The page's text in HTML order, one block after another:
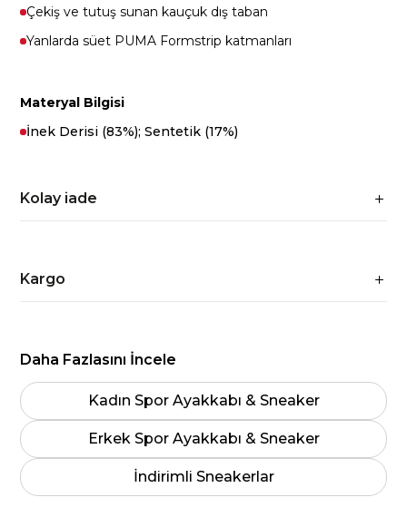
Çekiş ve tutuş sunan kauçuk dış taban
Yanlarda süet PUMA Formstrip katmanları
Materyal Bilgisi
İnek Derisi (83%); Sentetik (17%)
Kolay iade
Kargo
Daha Fazlasını İncele
Kadın Spor Ayakkabı & Sneaker
Erkek Spor Ayakkabı & Sneaker
İndirimli Sneakerlar